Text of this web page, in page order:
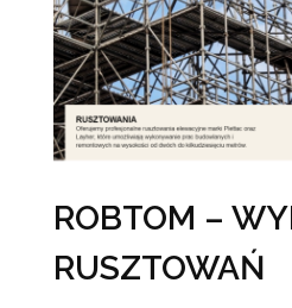
ROBTOM –
RUSZTOWAŃ